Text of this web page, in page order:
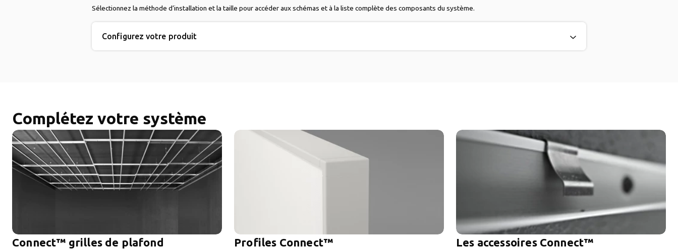
Sélectionnez la méthode d’installation et la taille pour accéder aux schémas et à la liste complète des composants du système.
Configurez votre produit
Complétez votre système
Connect™ grilles de plafond Profiles Connect™ Les accessoires Connect™